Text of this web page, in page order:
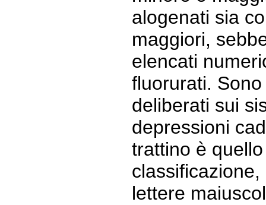
alogenati sia
maggiori,
elencati
fluorurati.
deliberati sui
depressioni
trattino è
lettere